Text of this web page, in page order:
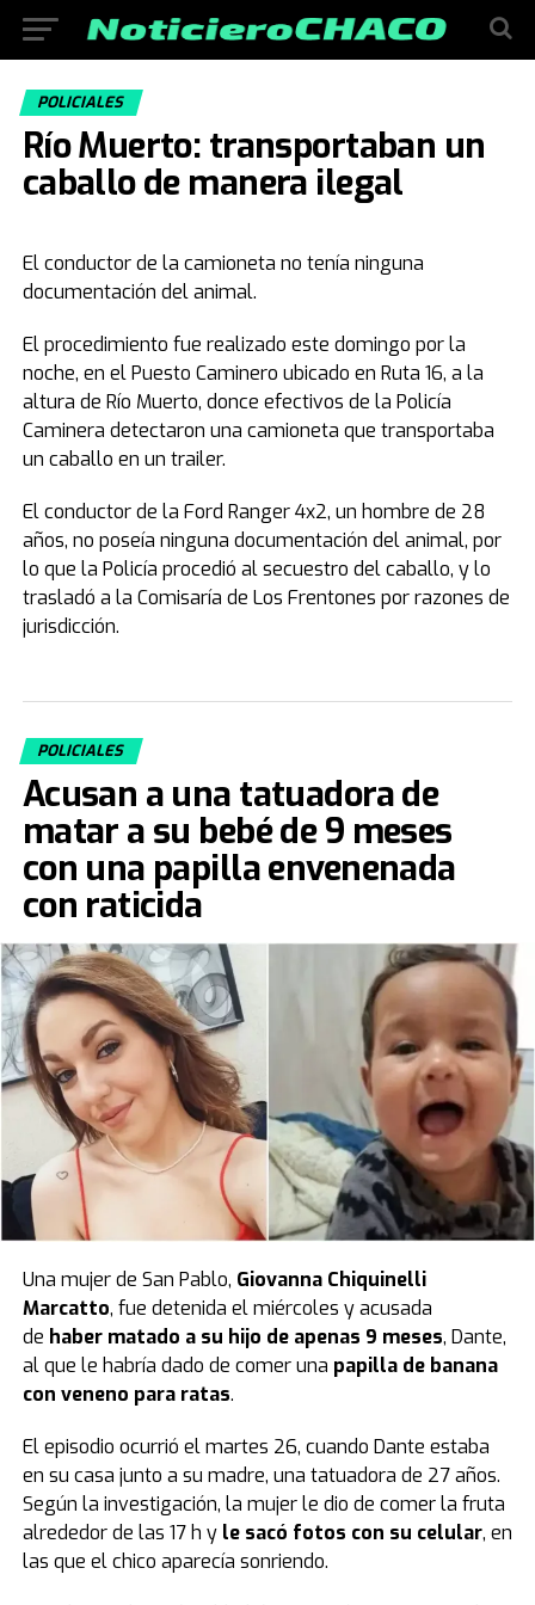
POLICIALES
Río Muerto: transportaban un
caballo de manera ilegal
El conductor de la camioneta no tenía ninguna
documentación del animal.
El procedimiento fue realizado este domingo por la
noche, en el Puesto Caminero ubicado en Ruta 16, a la
altura de Río Muerto, donce efectivos de la Policía
Caminera detectaron una camioneta que transportaba
un caballo en un trailer.
El conductor de la Ford Ranger 4x2, un hombre de 28
años, no poseía ninguna documentación del animal, por
lo que la Policía procedió al secuestro del caballo, y lo
trasladó a la Comisaría de Los Frentones por razones de
jurisdicción.
POLICIALES
Acusan a una tatuadora de
matar a su bebé de 9 meses
con una papilla envenenada
con raticida
Una mujer de San Pablo, Giovanna Chiquinelli
Marcatto, fue detenida el miércoles y acusada
de haber matado a su hijo de apenas 9 meses, Dante,
al que le habría dado de comer una papilla de banana
con veneno para ratas.
El episodio ocurrió el martes 26, cuando Dante estaba
en su casa junto a su madre, una tatuadora de 27 años.
Según la investigación, la mujer le dio de comer la fruta
alrededor de las 17 h y le sacó fotos con su celular, en
las que el chico aparecía sonriendo.